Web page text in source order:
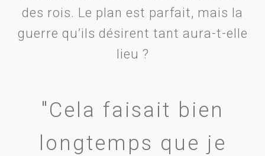
des rois. Le plan est parfait, mais la
guerre qu’ils désirent tant aura-t-elle
lieu ?
"Cela faisait bien
longtemps que je